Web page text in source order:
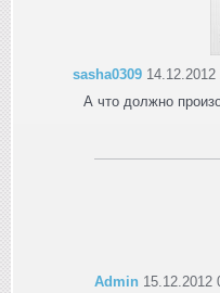
sasha0309
А что должно
Admin 15.12.2012